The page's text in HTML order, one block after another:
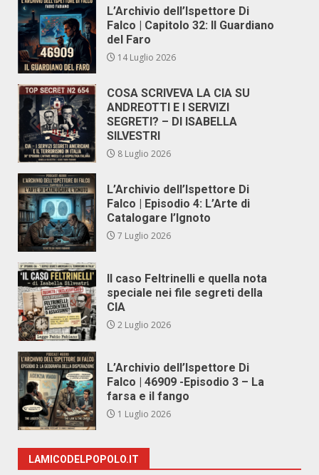
L’Archivio dell’Ispettore Di
Falco | Capitolo 32: Il Guardiano
del Faro
14 Luglio 2026
COSA SCRIVEVA LA CIA SU
ANDREOTTI E I SERVIZI
SEGRETI? – DI ISABELLA
SILVESTRI
8 Luglio 2026
L’Archivio dell’Ispettore Di
Falco | Episodio 4: L’Arte di
Catalogare l’Ignoto
7 Luglio 2026
Il caso Feltrinelli e quella nota
speciale nei file segreti della
CIA
2 Luglio 2026
L’Archivio dell’Ispettore Di
Falco | 46909 -Episodio 3 – La
farsa e il fango
1 Luglio 2026
LAMICODELPOPOLO.IT